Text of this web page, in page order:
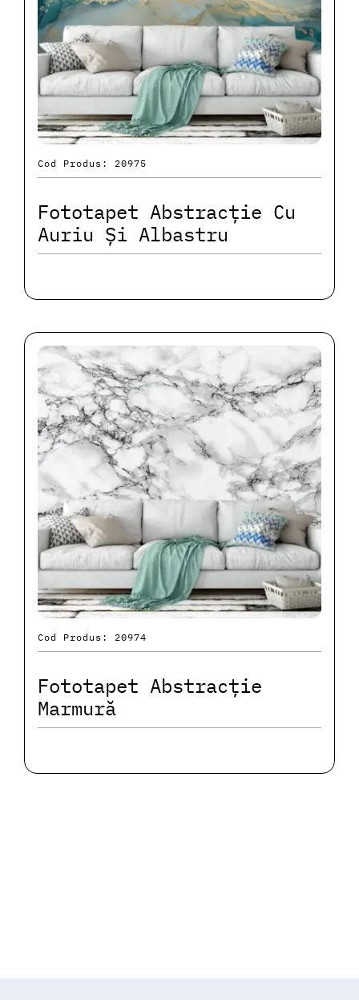
Cod Produs: 20975
Fototapet Abstracție Cu
Auriu Și Albastru
Cod Produs: 20974
Fototapet Abstracție
Marmură